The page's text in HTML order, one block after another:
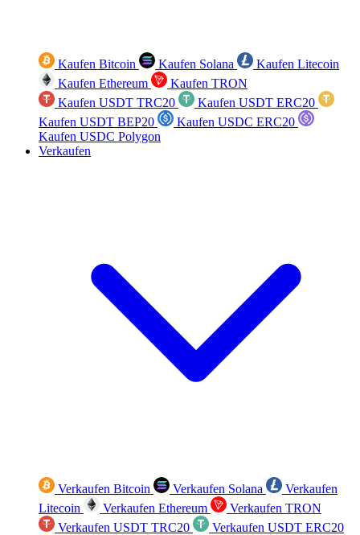
Kaufen Bitcoin Kaufen Solana
Kaufen Litecoin
Kaufen Ethereum
Kaufen TRON
Kaufen USDT TRC20
Kaufen USDT ERC20
Kaufen USDT BEP20
Kaufen USDC ERC20
Kaufen USDC Polygon
Verkaufen
Verkaufen Bitcoin Verkaufen Solana
Verkaufen
Litecoin
Verkaufen Ethereum
Verkaufen TRON
Verkaufen USDT TRC20
Verkaufen USDT ERC20